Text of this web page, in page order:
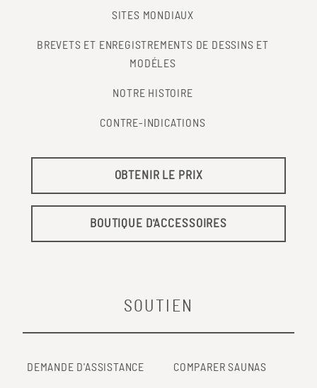
SITES MONDIAUX
BREVETS ET ENREGISTREMENTS DE DESSINS ET
MODÉLES
NOTRE HISTOIRE
CONTRE-INDICATIONS
OBTENIR LE PRIX
BOUTIQUE D'ACCESSOIRES
SOUTIEN
DEMANDE D'ASSISTANCE COMPARER SAUNAS